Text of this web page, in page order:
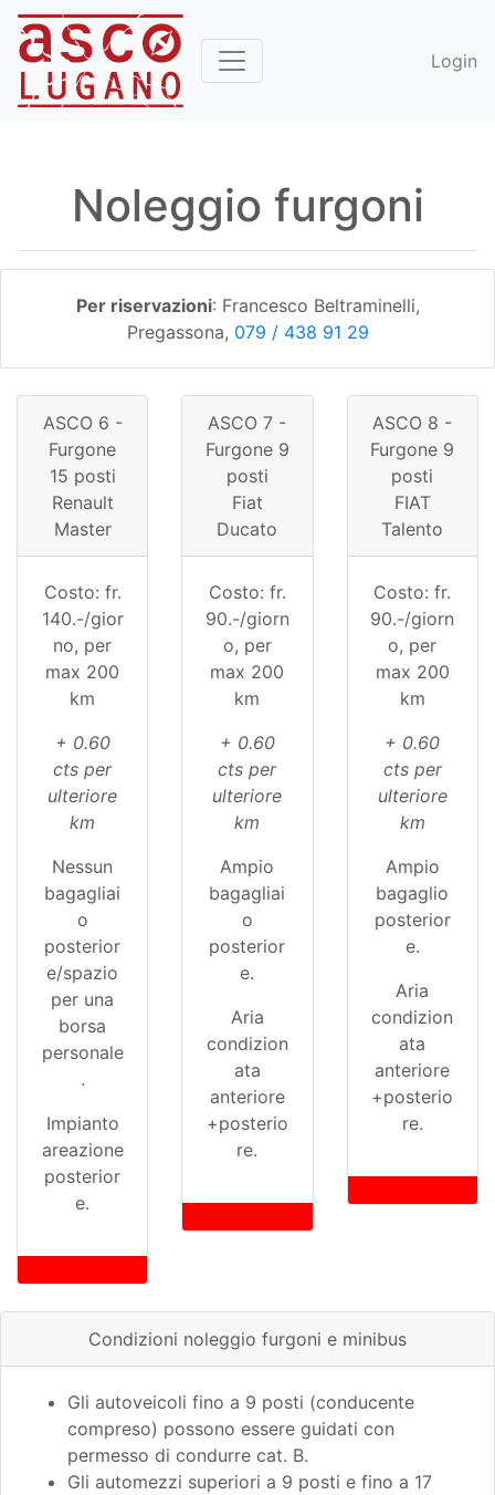
Login
Noleggio furgoni
Per riservazioni: Francesco Beltraminelli,
Pregassona, 079 / 438 91 29
ASCO 6 -
Furgone
15 posti
Renault
Master
Costo: fr.
140.-/gior
no, per
max 200
km
+ 0.60
cts per
ulteriore
km
Nessun
bagagliai
o
posterior
e/spazio
per una
borsa
personale
.
Impianto
areazione
posterior
e.
ASCO 7 -
Furgone 9
posti
Fiat
Ducato
Costo: fr.
90.-/giorn
o, per
max 200
km
+ 0.60
cts per
ulteriore
km
Ampio
bagagliai
o
posterior
e.
Aria
condizion
ata
anteriore
+posterio
re.
ASCO 8 -
Furgone 9
posti
FIAT
Talento
Costo: fr.
90.-/giorn
o, per
max 200
km
+ 0.60
cts per
ulteriore
km
Ampio
bagaglio
posterior
e.
Aria
condizion
ata
anteriore
+posterio
re.
Condizioni noleggio furgoni e minibus
Gli autoveicoli fino a 9 posti (conducente
compreso) possono essere guidati con
permesso di condurre cat. B.
Gli automezzi superiori a 9 posti e fino a 17